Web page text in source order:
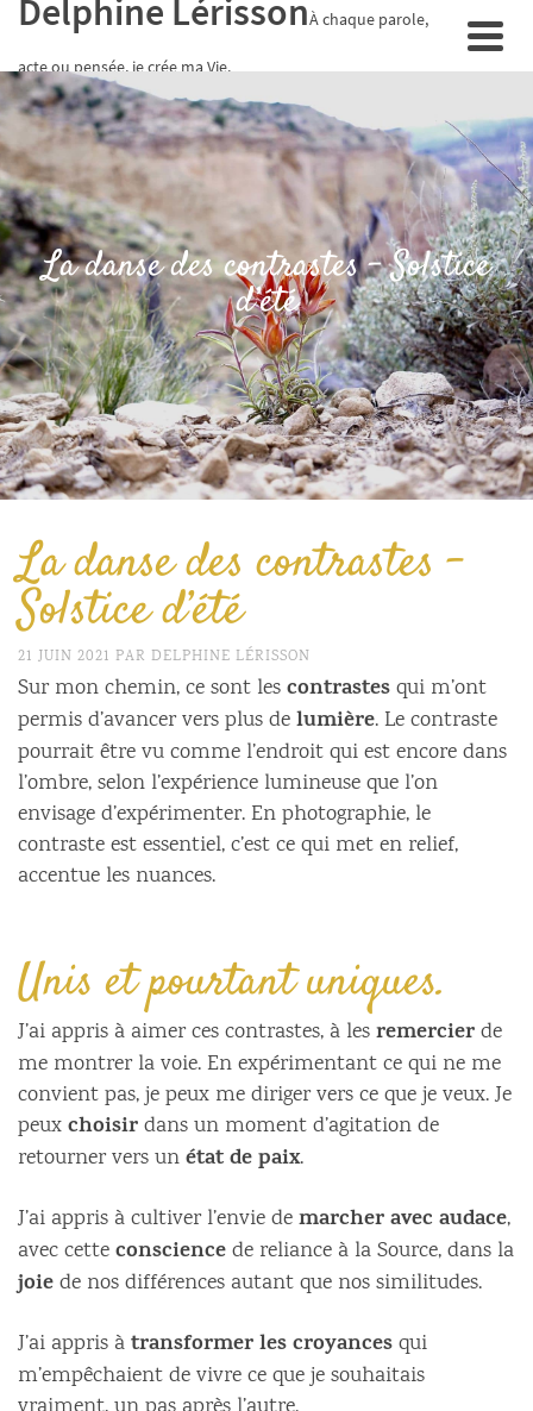
Delphine LérissonÀ chaque parole,
acte ou pensée, je crée ma Vie.
La danse des contrastes – Solstice
d’été
La danse des contrastes –
Solstice d’été
21 JUIN 2021 PAR DELPHINE LÉRISSON
Sur mon chemin, ce sont lescontrastesqui m’ont
permis d’avancer vers plus delumière. Le contraste
pourrait être vu comme l’endroit qui est encore dans
l’ombre, selon l’expérience lumineuse que l’on
envisage d’expérimenter. En photographie, le
contraste est essentiel, c’est ce qui met en relief,
accentue les nuances.
Unis et pourtant uniques.
J’ai appris à aimer ces contrastes, à lesremercierde
me montrer la voie. En expérimentant ce qui ne me
convient pas, je peux me diriger vers ce que je veux. Je
peuxchoisirdans un moment d’agitation de
retourner vers unétat de paix.
J’ai appris à cultiver l’envie demarcher avec audace,
avec cetteconsciencede reliance à la Source, dans la
joiede nos différences autant que nos similitudes.
J’ai appris àtransformer les croyancesqui
m’empêchaient de vivre ce que je souhaitais